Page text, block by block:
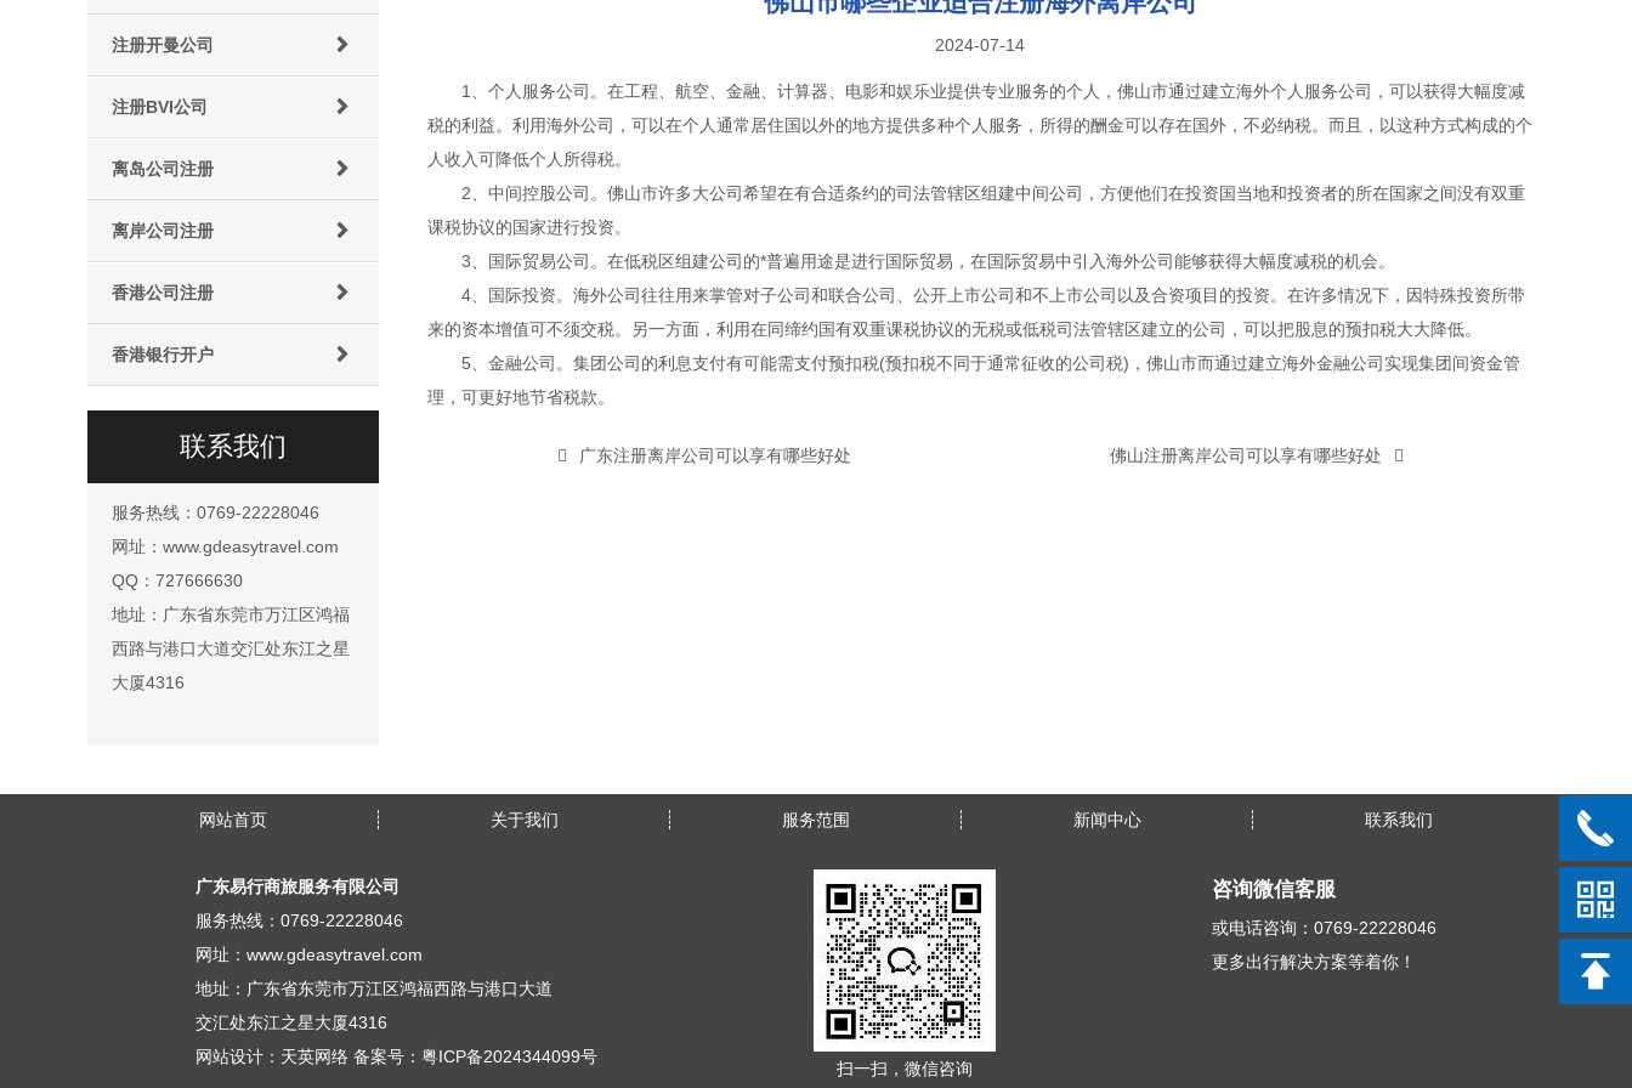
注册开曼公司
注册BVI公司
离岛公司注册
离岸公司注册
香港公司注册
香港银行开户
联系我们
服务热线：0769-22228046
网址：www.gdeasytravel.com
QQ：727666630
地址：广东省东莞市万江区鸿福
西路与港口大道交汇处东江之星
大厦4316
2024-07-14
1、个人服务公司。在工程、航空、金融、计算器、电影和娱乐业提供专业服务的个人，佛山市通过建立海外个人服务公司，可以获得大幅度减
税的利益。利用海外公司，可以在个人通常居住国以外的地方提供多种个人服务，所得的酬金可以存在国外，不必纳税。而且，以这种方式构成的个
人收入可降低个人所得税。
2、中间控股公司。佛山市许多大公司希望在有合适条约的司法管辖区组建中间公司，方便他们在投资国当地和投资者的所在国家之间没有双重
课税协议的国家进行投资。
3、国际贸易公司。在低税区组建公司的*普遍用途是进行国际贸易，在国际贸易中引入海外公司能够获得大幅度减税的机会。
4、国际投资。海外公司往往用来掌管对子公司和联合公司、公开上市公司和不上市公司以及合资项目的投资。在许多情况下，因特殊投资所带
来的资本增值可不须交税。另一方面，利用在同缔约国有双重课税协议的无税或低税司法管辖区建立的公司，可以把股息的预扣税大大降低。
5、金融公司。集团公司的利息支付有可能需支付预扣税(预扣税不同于通常征收的公司税)，佛山市而通过建立海外金融公司实现集团间资金管
理，可更好地节省税款。
广东注册离岸公司可以享有哪些好处 佛山注册离岸公司可以享有哪些好处
网站首页 关于我们 服务范围 新闻中心 联系我们
广东易行商旅服务有限公司
服务热线：0769-22228046
网址：www.gdeasytravel.com
地址：广东省东莞市万江区鸿福西路与港口大道
交汇处东江之星大厦4316
网站设计：天英网络 备案号： 粤ICP备2024344099号
扫一扫，微信咨询
咨询微信客服
或电话咨询：0769-22228046
更多出行解决方案等着你！